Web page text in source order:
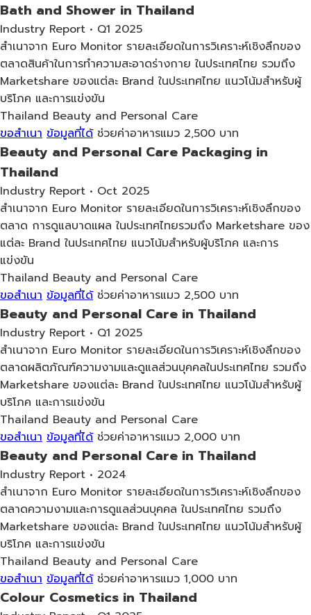
Bath and Shower in Thailand
Industry Report • Q1 2025
สำเนาจาก Euro Monitor รายละเอียดในการวิเคราะห์เชิงลึกของ
ตลาดสินค้าในการทำความสะอาดร่างกาย ในประเทศไทย รวมถึง
Marketshare ของแต่ละ Brand ในประเทศไทย แนวโน้มสำหรับผู้
บริโภค และการแข่งขัน
Thailand Beauty and Personal Care
ขอสำเนา ข้อมูลที่ได้ ช่วยค่าอาหารแมว 2,500 บาท
Beauty and Personal Care Packaging in
Thailand
Industry Report • Oct 2025
สำเนาจาก Euro Monitor รายละเอียดในการวิเคราะห์เชิงลึกของ
ตลาด การดูแลบาดแผล ในประเทศไทยรวมถึง Marketshare ของ
แต่ละ Brand ในประเทศไทย แนวโน้มสำหรับผู้บริโภค และการ
แข่งขัน
Thailand Beauty and Personal Care
ขอสำเนา ข้อมูลที่ได้ ช่วยค่าอาหารแมว 2,500 บาท
Beauty and Personal Care in Thailand
Industry Report • Q1 2025
สำเนาจาก Euro Monitor รายละเอียดในการวิเคราะห์เชิงลึกของ
ตลาดผลิตภัณฑ์ความงามและดูแลส่วนบุคคลในประเทศไทย รวมถึง
Marketshare ของแต่ละ Brand ในประเทศไทย แนวโน้มสำหรับผู้
บริโภค และการแข่งขัน
Thailand Beauty and Personal Care
ขอสำเนา ข้อมูลที่ได้ ช่วยค่าอาหารแมว 2,000 บาท
Beauty and Personal Care in Thailand
Industry Report • 2024
สำเนาจาก Euro Monitor รายละเอียดในการวิเคราะห์เชิงลึกของ
ตลาดความงามและการดูแลส่วนบุคคล ในประเทศไทย รวมถึง
Marketshare ของแต่ละ Brand ในประเทศไทย แนวโน้มสำหรับผู้
บริโภค และการแข่งขัน
Thailand Beauty and Personal Care
ขอสำเนา ข้อมูลที่ได้ ช่วยค่าอาหารแมว 1,000 บาท
Colour Cosmetics in Thailand